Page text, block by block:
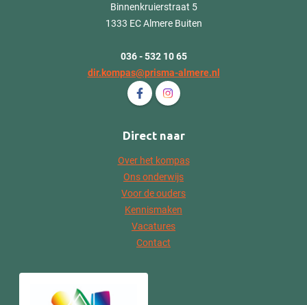
Binnenkruierstraat 5
1333 EC Almere Buiten
036 - 532 10 65
dir.kompas@prisma-almere.nl
Volg ons op Facebook P.C.
Volg ons op Instagram P.C.
Direct naar
Over het kompas
Ons onderwijs
Voor de ouders
Kennismaken
Vacatures
Contact